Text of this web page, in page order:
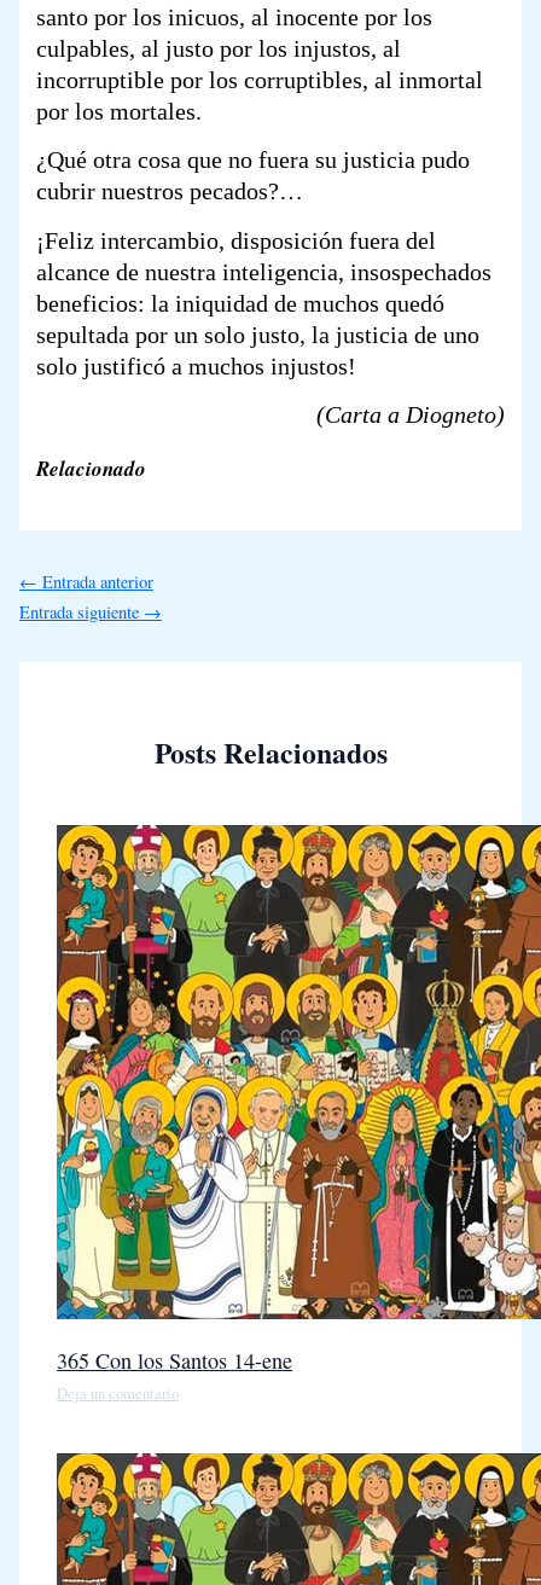
santo por los inicuos, al inocente por los
culpables, al justo por los injustos, al
incorruptible por los corruptibles, al inmortal
por los mortales.
¿Qué otra cosa que no fuera su justicia pudo
cubrir nuestros pecados?…
¡Feliz intercambio, disposición fuera del
alcance de nuestra inteligencia, insospechados
beneficios: la iniquidad de muchos quedó
sepultada por un solo justo, la justicia de uno
solo justificó a muchos injustos!
(Carta a Diogneto)
Relacionado
← Entrada anterior
Entrada siguiente →
Posts Relacionados
365 Con los Santos 14-ene
Deja un comentario